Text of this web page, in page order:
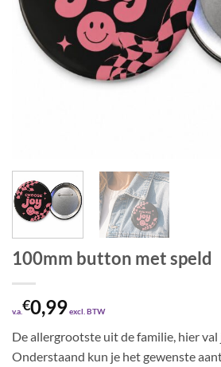
100mm button met speld
v.a.€0,99excl. BTW
De allergrootste uit de familie, hier val
Onderstaand kun je het gewenste